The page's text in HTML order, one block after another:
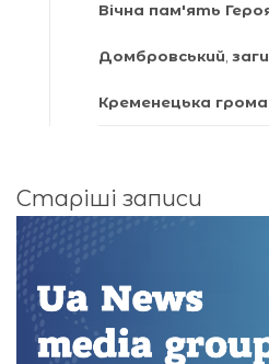
Вічна пам'ять
Домбровський,
Кременецька
Навігація
за
Старіші записи